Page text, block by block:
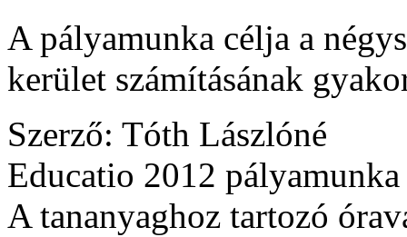
A pályamunka célja a
kerület számításának
Szerző: Tóth Lászlóné
Educatio 2012 pályamunka
A tananyaghoz tartozó